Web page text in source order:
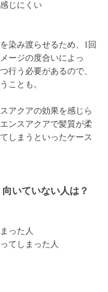
じにくい
染み渡らせるため、1回
ージの度合いによっ
行う必要があるので、
ことも。
アクアの効果を感じら
ンスアクアで髪質が柔
しまうといったケース
いていない人は？
った人
てしまった人